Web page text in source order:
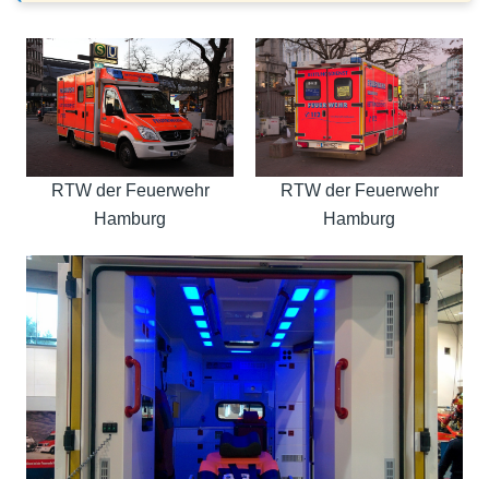
RTW der Feuerwehr
Hamburg
RTW der Feuerwehr
Hamburg